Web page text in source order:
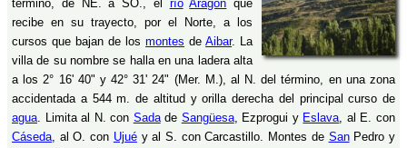
término, de NE. a SO., el río Aragón que
recibe en su trayecto, por el Norte, a los
cursos que bajan de losmontes deAibar. La
villa de su nombre se halla en una ladera alta
a los 2° 16' 40" y 42° 31' 24" (Mer. M.), al N. del término, en una zona
accidentada a 544 m. de altitud y orilla derecha del principal curso de
agua. Limita al N. con Sadade Sangüesa, Ezprogui y Eslava, al E. con
Cáseda, al O. con Ujuéy al S. con Carcastillo. Montes de SanPedro y